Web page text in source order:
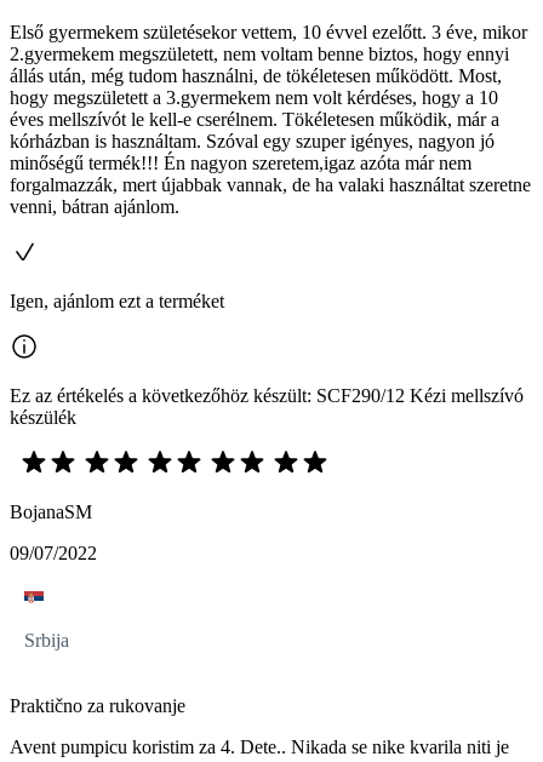
Első gyermekem születésekor vettem, 10 évvel ezelőtt. 3 éve, mikor
2.gyermekem megszületett, nem voltam benne biztos, hogy ennyi
állás után, még tudom használni, de tökéletesen működött. Most,
hogy megszületett a 3.gyermekem nem volt kérdéses, hogy a 10
éves mellszívót le kell-e cserélnem. Tökéletesen működik, már a
kórházban is használtam. Szóval egy szuper igényes, nagyon jó
minőségű termék!!! Én nagyon szeretem,igaz azóta már nem
forgalmazzák, mert újabbak vannak, de ha valaki használtat szeretne
venni, bátran ajánlom.
Igen, ajánlom ezt a terméket
Ez az értékelés a következőhöz készült: SCF290/12 Kézi mellszívó
készülék
BojanaSM
09/07/2022
Srbija
Praktično za rukovanje
Avent pumpicu koristim za 4. Dete.. Nikada se nike kvarila niti je